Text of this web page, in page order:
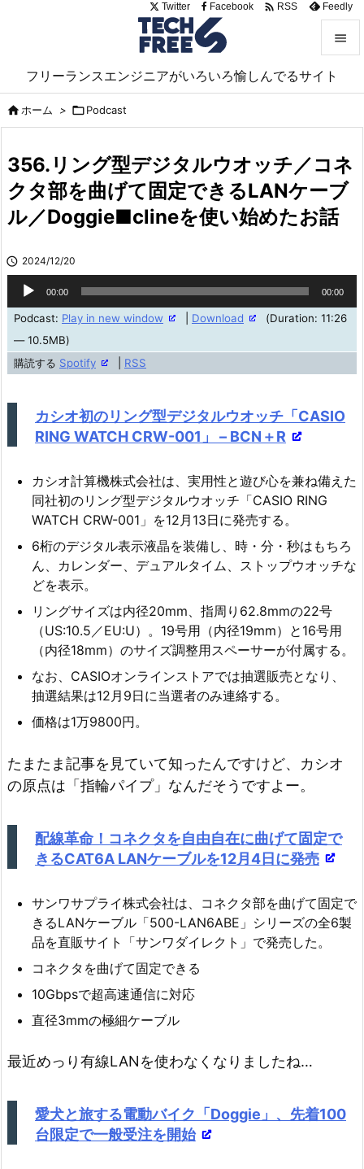
フリーランスエンジニアがいろいろ愉しんでるサイト


サイド

前へ

次へ
Twitter Facebook  RSS Feedly
ホーム > Podcast
356.リング型デジタルウオッチ／コネ
クタ部を曲げて固定できるLANケーブ
ル／Doggie■clineを使い始めたお話
 2024/12/20
声
レ
00:00 00:00
Podcast: Play in new window Download
(Duration: 11:26
— 10.5MB)
購読する Spotify RSS
カシオ初のリング型デジタルウオッチ「CASIO
RING WATCH CRW-001」 – BCN＋R
カシオ計算機株式会社は、実用性と遊び心を兼ね備えた
同社初のリング型デジタルウオッチ「CASIO RING
WATCH CRW-001」を12月13日に発売する。
6桁のデジタル表示液晶を装備し、時・分・秒はもちろ
ん、カレンダー、デュアルタイム、ストップウオッチな
どを表示。
リングサイズは内径20mm、指周り62.8mmの22号
（US:10.5／EU:U）。19号用（内径19mm）と16号用
（内径18mm）のサイズ調整用スペーサーが付属する。
なお、CASIOオンラインストアでは抽選販売となり、
抽選結果は12月9日に当選者のみ連絡する。
価格は1万9800円。
たまたま記事を見ていて知ったんですけど、カシオ
の原点は「指輪パイプ」なんだそうですよー。
配線革命！コネクタを自由自在に曲げて固定で
きるCAT6A LANケーブルを12月4日に発売
サンワサプライ株式会社は、コネクタ部を曲げて固定で
きるLANケーブル「500-LAN6ABE」シリーズの全6製
品を直販サイト「サンワダイレクト」で発売した。
コネクタを曲げて固定できる
10Gbpsで超高速通信に対応
直径3mmの極細ケーブル
最近めっり有線LANを使わなくなりましたね…
愛犬と旅する電動バイク「Doggie」、先着100
台限定で一般受注を開始